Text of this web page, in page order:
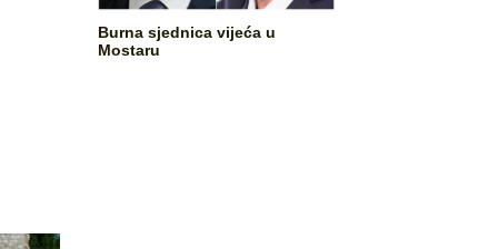
Burna sjednica vijeća u
Mostaru